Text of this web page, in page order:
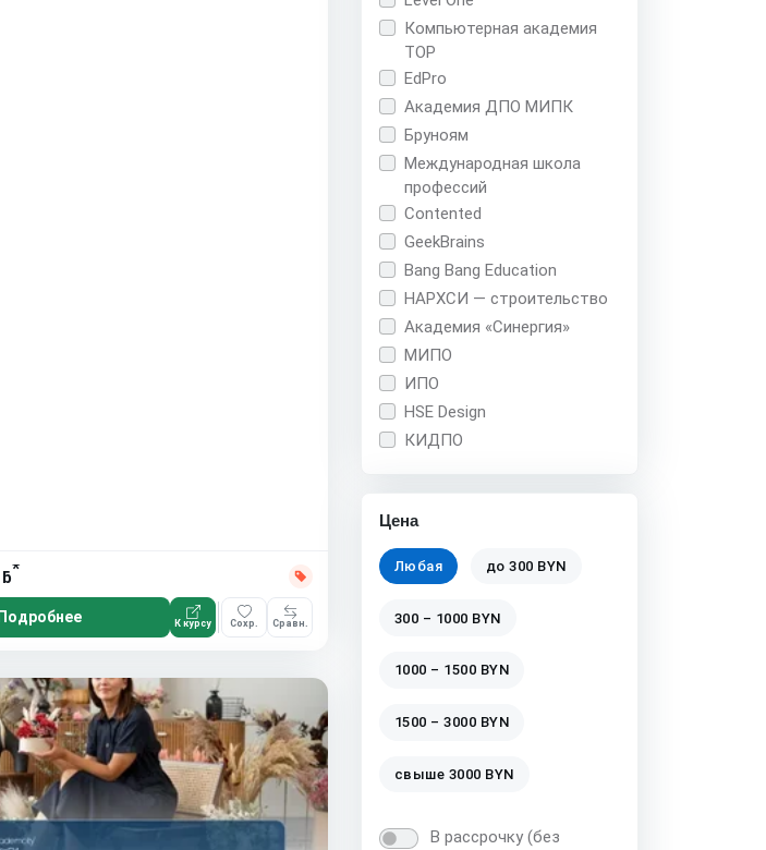
ƃ*
Подробнее К курсу Сохр. Сравн.
Компьютерная академия
TOP
EdPro
Академия ДПО МИПК
Бруноям
Международная школа
профессий
Contented
GeekBrains
Bang Bang Education
НАРХСИ — строительство
Академия «Синергия»
МИПО
ИПО
HSE Design
КИДПО
Цена
Любая до 300 BYN
300 – 1000 BYN
1000 – 1500 BYN
1500 – 3000 BYN
свыше 3000 BYN
В рассрочку (без